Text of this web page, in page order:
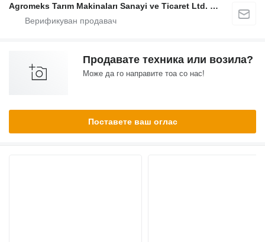
Agromeks Tarım Makinaları Sanayi ve Ticaret Ltd. Şti.
Продавате техника или возила?
Може да го направите тоа со нас!
Поставете ваш оглас